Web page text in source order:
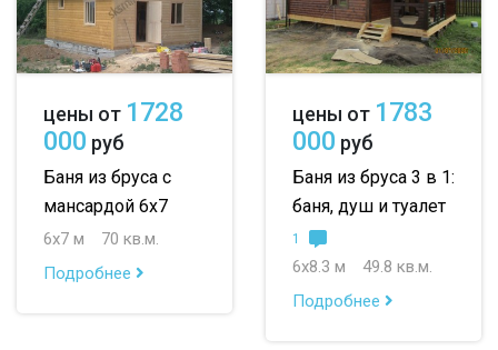
цены от 1728
000 руб
Баня из бруса с
мансардой 6х7
6х7 м
70 кв.м.
Подробнее
цены от 1783
000 руб
Баня из бруса 3 в 1:
баня, душ и туалет
1
6х8.3 м
49.8 кв.м.
Подробнее